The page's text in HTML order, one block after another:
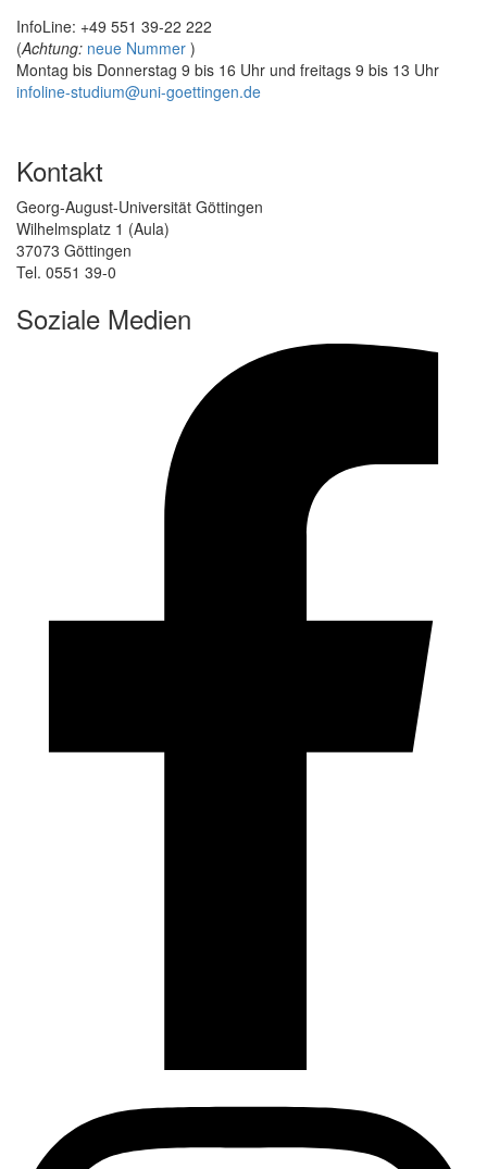
InfoLine: +49 551 39-22 222
(Achtung: neue Nummer )
Montag bis Donnerstag 9 bis 16 Uhr und freitags 9 bis 13 Uhr
infoline-studium@uni-goettingen.de
Kontakt
Georg-August-Universität Göttingen
Wilhelmsplatz 1 (Aula)
37073 Göttingen
Tel. 0551 39-0
Soziale Medien